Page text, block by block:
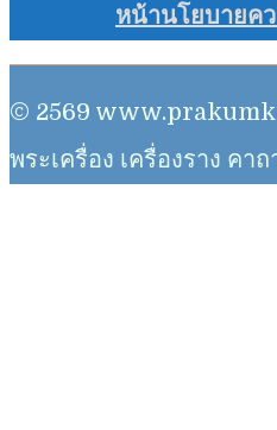
หน้านโยบายค
© 2569
พระเครื่อง เครื่องราง คา